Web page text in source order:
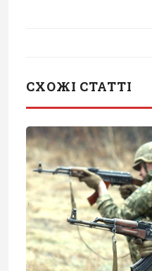
СХОЖІ СТАТТІ